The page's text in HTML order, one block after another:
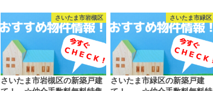
さいたま市岩槻区
さいたま市岩槻区の新築戸建
さいたま市緑区
さいたま市緑区の新築戸建